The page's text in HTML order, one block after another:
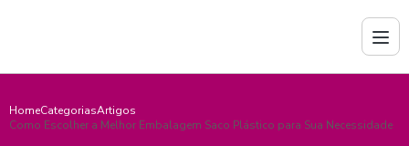
HomeCategoriasArtigos
Como Escolher a Melhor Embalagem Saco Plástico para Sua Necessidade